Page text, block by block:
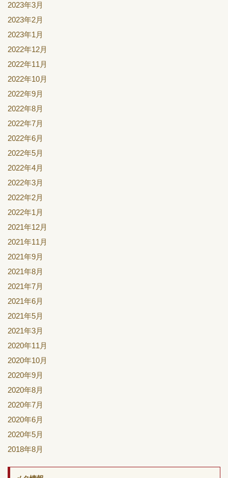
2023年3月
2023年2月
2023年1月
2022年12月
2022年11月
2022年10月
2022年9月
2022年8月
2022年7月
2022年6月
2022年5月
2022年4月
2022年3月
2022年2月
2022年1月
2021年12月
2021年11月
2021年9月
2021年8月
2021年7月
2021年6月
2021年5月
2021年3月
2020年11月
2020年10月
2020年9月
2020年8月
2020年7月
2020年6月
2020年5月
2018年8月